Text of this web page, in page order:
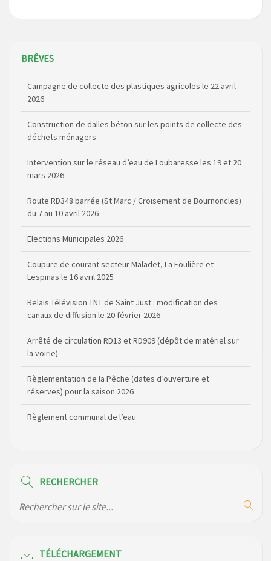
BRÊVES
Campagne de collecte des plastiques agricoles le 22 avril
2026
Construction de dalles béton sur les points de collecte des
déchets ménagers
Intervention sur le réseau d’eau de Loubaresse les 19 et 20
mars 2026
Route RD348 barrée (St Marc / Croisement de Bournoncles)
du 7 au 10 avril 2026
Elections Municipales 2026
Coupure de courant secteur Maladet, La Foulière et
Lespinas le 16 avril 2025
Relais Télévision TNT de Saint Just : modification des
canaux de diffusion le 20 février 2026
Arrêté de circulation RD13 et RD909 (dépôt de matériel sur
la voirie)
Règlementation de la Pêche (dates d’ouverture et
réserves) pour la saison 2026
Règlement communal de l’eau
de la gendarmerie
RECHERCHER
TÉLÉCHARGEMENT